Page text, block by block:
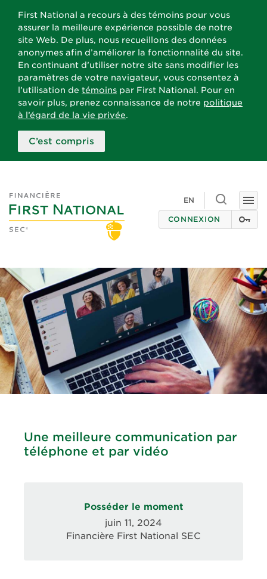
First National a recours à des témoins pour vous
assurer la meilleure expérience possible de notre
site Web. De plus, nous recueillons des données
anonymes afin d’améliorer la fonctionnalité du site.
En continuant d’utiliser notre site sans modifier les
paramètres de votre navigateur, vous consentez à
l’utilisation de témoins par First National. Pour en
savoir plus, prenez connaissance de notre politique
à l’égard de la vie privée.
C’est compris
EN
Toggle
search
CONNEXION
Une meilleure communication par
téléphone et par vidéo
Posséder le moment
juin 11, 2024
Financière First National SEC